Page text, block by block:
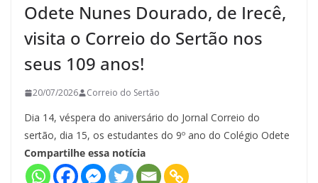
Odete Nunes Dourado, de Irecê,
visita o Correio do Sertão nos
seus 109 anos!
20/07/2026 Correio do Sertão
Dia 14, véspera do aniversário do Jornal Correio do
sertão, dia 15, os estudantes do 9º ano do Colégio Odete
Compartilhe essa notícia